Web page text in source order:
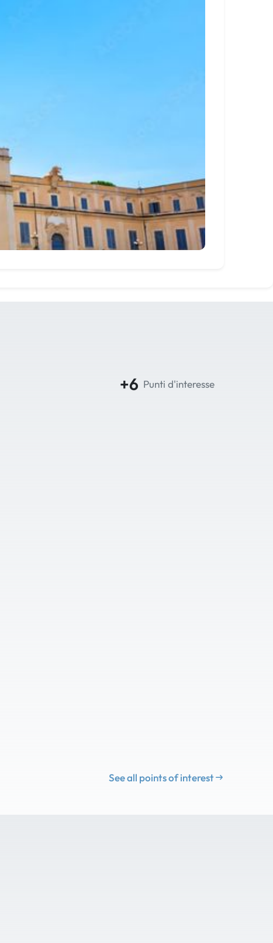
+6 Punti d'interesse
See all points of interest